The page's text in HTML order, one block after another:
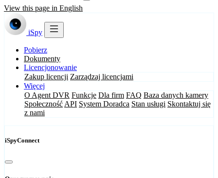
View this page in English
iSpy
Pobierz
Dokumenty
Licencjonowanie
Zakup licencji Zarządzaj licencjami
Więcej
O Agent DVR Funkcje Dla firm FAQ Baza danych kamery
Społeczność API System Doradca Stan usługi Skontaktuj się
z nami
iSpyConnect